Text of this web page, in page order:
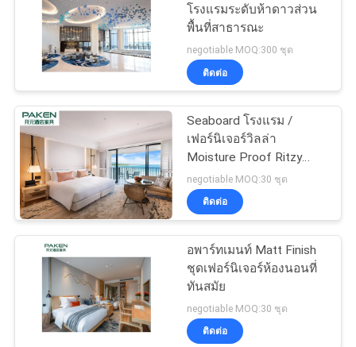
เสนอ
ราคา
แผนผัง
เว็บไซต์
PRIVACY
POLICY
โรงแรมระดับห้าดาวส่วน
พื้นที่สาธารณะ
negotiable MOQ:300 ชุด
ติดต่อ
Seaboard โรงแรม /
เฟอร์นิเจอร์วิลล่า
Moisture Proof Ritzy
Resort Furnitures For
Holidays
negotiable MOQ:30 ชุด
ติดต่อ
อพาร์ทเมนท์ Matt Finish
ชุดเฟอร์นิเจอร์ห้องนอนที่
ทันสมัย
negotiable MOQ:30 ชุด
ติดต่อ